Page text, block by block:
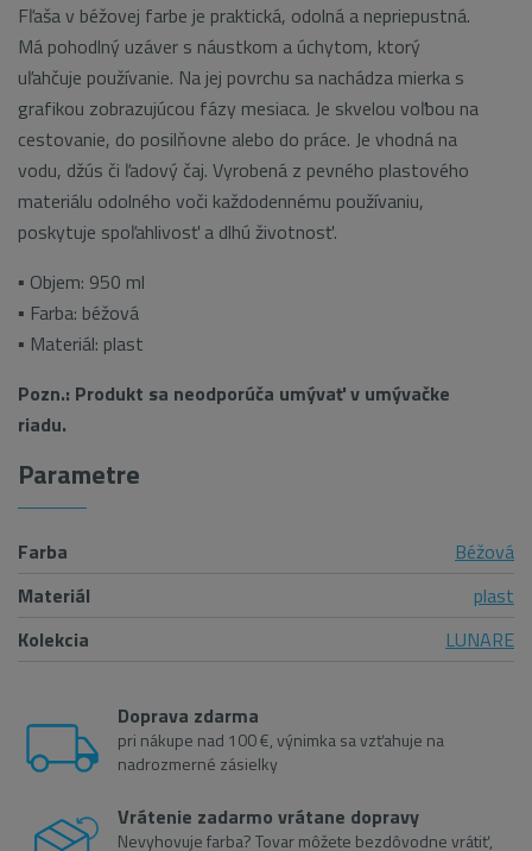
Fľaša v béžovej farbe je praktická, odolná a nepriepustná.
Má pohodlný uzáver s náustkom a úchytom, ktorý
uľahčuje používanie. Na jej povrchu sa nachádza mierka s
grafikou zobrazujúcou fázy mesiaca. Je skvelou voľbou na
cestovanie, do posilňovne alebo do práce. Je vhodná na
vodu, džús či ľadový čaj. Vyrobená z pevného plastového
materiálu odolného voči každodennému používaniu,
poskytuje spoľahlivosť a dlhú životnosť.
▪ Objem: 950 ml
▪ Farba: béžová
▪ Materiál: plast
Pozn.: Produkt sa neodporúča umývať v umývačke
riadu.
Parametre
Farba
Béžová
Materiál
plast
Kolekcia
LUNARE
Doprava zdarma
pri nákupe nad 100 €, výnimka sa vzťahuje na
nadrozmerné zásielky
Vrátenie zadarmo vrátane dopravy
Nevyhovuje farba? Tovar môžete bezdôvodne vrátiť,